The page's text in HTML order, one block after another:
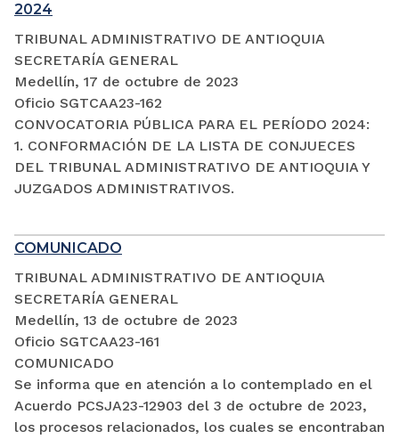
2024
TRIBUNAL ADMINISTRATIVO DE ANTIOQUIA
SECRETARÍA GENERAL
Medellín, 17 de octubre de 2023
Oficio SGTCAA23-162
CONVOCATORIA PÚBLICA PARA EL PERÍODO 2024:
1. CONFORMACIÓN DE LA LISTA DE CONJUECES
DEL TRIBUNAL ADMINISTRATIVO DE ANTIOQUIA Y
JUZGADOS ADMINISTRATIVOS.
COMUNICADO
TRIBUNAL ADMINISTRATIVO DE ANTIOQUIA
SECRETARÍA GENERAL
Medellín, 13 de octubre de 2023
Oficio SGTCAA23-161
COMUNICADO
Se informa que en atención a lo contemplado en el
Acuerdo PCSJA23-12903 del 3 de octubre de 2023,
los procesos relacionados, los cuales se encontraban